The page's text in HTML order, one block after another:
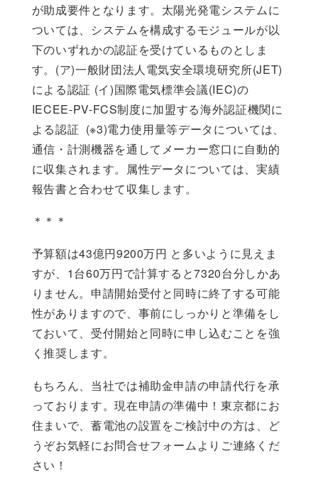
が助成要件となります。太陽光発電システムに
ついては、システムを構成するモジュールが以
下のいずれかの認証を受けているものとしま
す。(ア)一般財団法人電気安全環境研究所(JET)
による認証 (イ)国際電気標準会議(IEC)の
IECEE-PV-FCS制度に加盟する海外認証機関に
よる認証 (※3)電力使用量等データについては、
通信・計測機器を通してメーカー窓口に自動的
に収集されます。属性データについては、実績
報告書と合わせて収集します。
＊＊＊
予算額は43億円9200万円 と多いように見えま
すが、1台60万円で計算すると7320台分しかあ
りません。申請開始受付と同時に終了する可能
性がありますので、事前にしっかりと準備をし
ておいて、受付開始と同時に申し込むことを強
く推奨します。
もちろん、当社では補助金申請の申請代行を承
っております。現在申請の準備中！東京都にお
住まいで、蓄電池の設置をご検討中の方は、ど
うぞお気軽にお問合せフォームよりご連絡くだ
さい！